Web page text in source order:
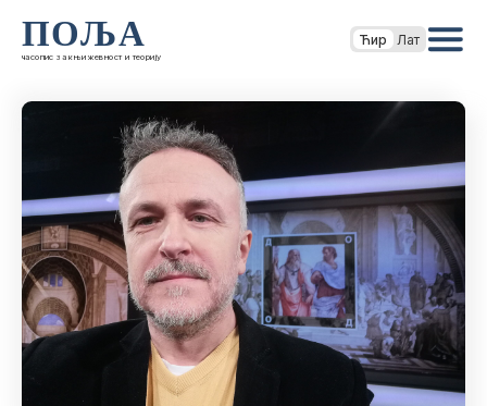
ПОЉА
часопис за књижевност и теорију
Ћир Лат